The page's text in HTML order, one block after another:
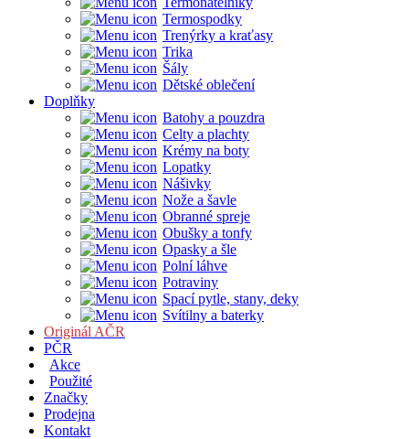
Termospodky
Trenýrky a kraťasy
Trika
Šály
Dětské oblečení
Doplňky
Batohy a pouzdra
Celty a plachty
Krémy na boty
Lopatky
Nášivky
Nože a šavle
Obranné spreje
Obušky a tonfy
Opasky a šle
Polní láhve
Potraviny
Spací pytle, stany, deky
Svítilny a baterky
Originál AČR
PČR
Akce
Použité
Značky
Prodejna
Kontakt